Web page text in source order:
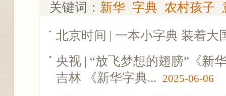
关键词： 新华 字典 农村孩子
北京时间 | 一本小字典 装着大
央视 | “放飞梦想的翅膀”《新
吉林 《新华字典... 2025-06-06